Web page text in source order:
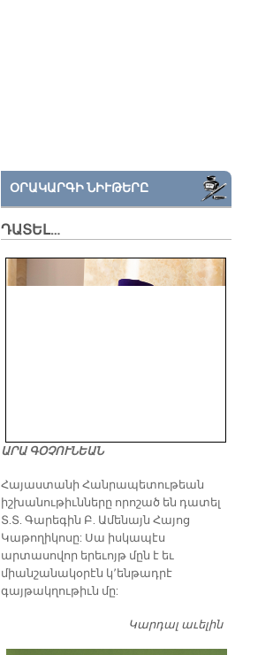
ՕՐԱԿԱՐԳԻ ՆԻՒԹԵՐԸ
ԴԱՏԵԼ…
ԱՐԱ ԳՕՉՈՒՆԵԱՆ
​Հայաստանի Հանրապետութեան
իշխանութիւնները որոշած են դատել
Տ.Տ. Գարեգին Բ. Ամենայն Հայոց
Կաթողիկոսը: Սա իսկապէս
արտասովոր երեւոյթ մըն է եւ
միանշանակօրէն կ՚ենթադրէ
գայթակղութիւն մը:
Կարդալ աւելին